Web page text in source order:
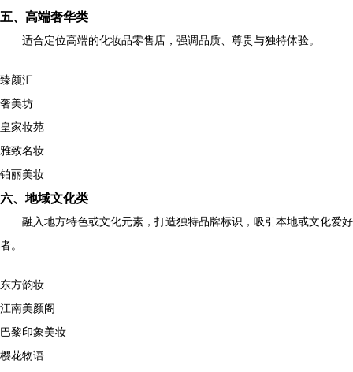
五、高端奢华类
适合定位高端的化妆品零售店，强调品质、尊贵与独特体验。
臻颜汇
奢美坊
皇家妆苑
雅致名妆
铂丽美妆
六、地域文化类
融入地方特色或文化元素，打造独特品牌标识，吸引本地或文化爱好
者。
东方韵妆
江南美颜阁
巴黎印象美妆
樱花物语